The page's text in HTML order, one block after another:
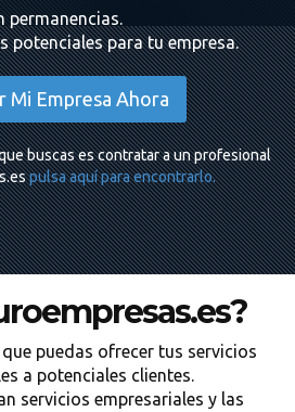
permanencias.
potenciales para tu empresa.
Mi Empresa Ahora
buscas es contratar a un profesional
pulsa aquí para encontrarlo.
puedas ofrecer tus servicios
a potenciales clientes.
servicios empresariales y las